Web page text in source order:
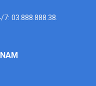
03.888.888.38.